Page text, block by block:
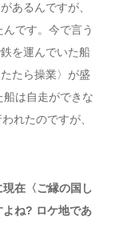
あるんですが、
です。今で言う
を運んでいた船
たら操業〉が盛
は自走ができな
れたのですが、
在〈ご縁の国し
よね? ロケ地であ